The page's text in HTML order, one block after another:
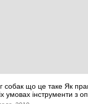
собак що це таке Як
умовах інструменти з